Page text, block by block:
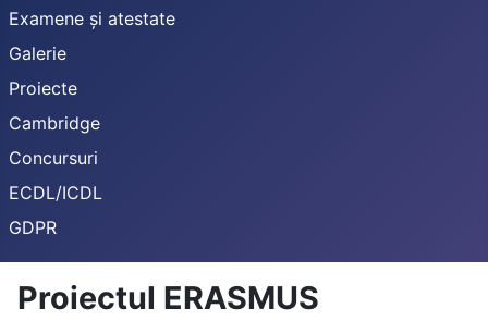
Examene și atestate
Galerie
Proiecte
Cambridge
Concursuri
ECDL/ICDL
GDPR
Proiectul ERASMUS